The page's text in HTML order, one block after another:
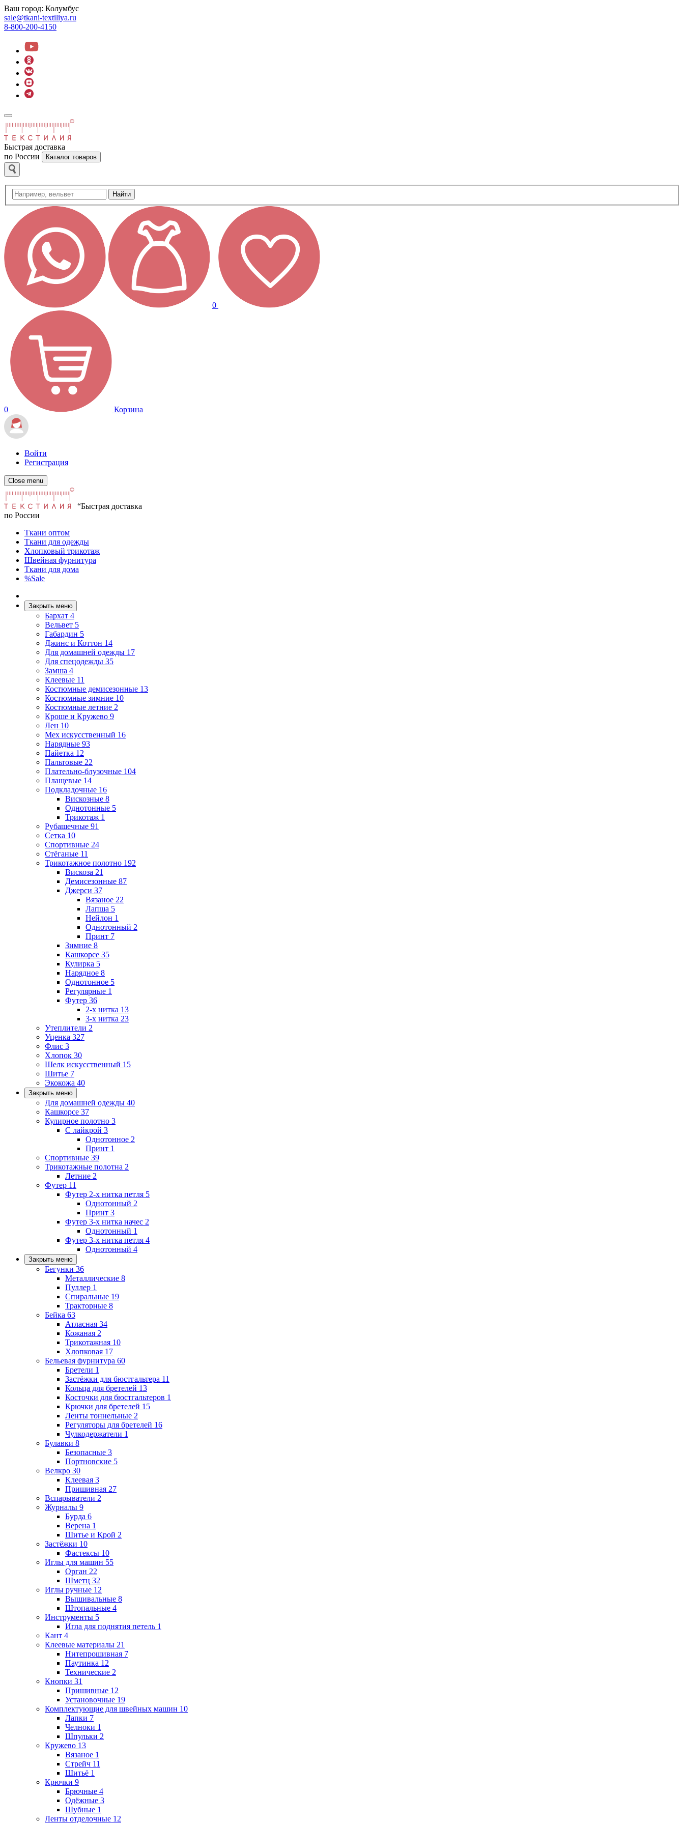
Ваш город: Колумбус
sale@tkani-textiliya.ru
8-800-200-4150
Быстрая доставка
по России
Каталог товаров
Найти
0
0 Корзина
Войти
Регистрация
Close menu
“Быстрая доставка
по России
Ткани оптом
Ткани для одежды
Хлопковый трикотаж
Швейная фурнитура
Ткани для дома
%Sale
Закрыть меню
Бархат 4
Вельвет 5
Габардин 5
Джинс и Коттон 14
Для домашней одежды 17
Для спецодежды 35
Замша 4
Клеевые 11
Костюмные демисезонные 13
Костюмные зимние 10
Костюмные летние 2
Кроше и Кружево 9
Лен 10
Мех искусственный 16
Нарядные 93
Пайетка 12
Пальтовые 22
Плательно-блузочные 104
Плащевые 14
Подкладочные 16
Вискозные 8
Однотонные 5
Трикотаж 1
Рубашечные 91
Сетка 10
Спортивные 24
Стёганые 11
Трикотажное полотно 192
Вискоза 21
Демисезонные 87
Джерси 37
Вязаное 22
Лапша 5
Нейлон 1
Однотонный 2
Принт 7
Зимние 8
Кашкорсе 35
Кулирка 5
Нарядное 8
Однотонное 5
Регулярные 1
Футер 36
2-х нитка 13
3-х нитка 23
Утеплители 2
Уценка 327
Флис 3
Хлопок 30
Шелк искусственный 15
Шитье 7
Экокожа 40
Закрыть меню
Для домашней одежды 40
Кашкорсе 37
Кулирное полотно 3
С лайкрой 3
Однотонное 2
Принт 1
Спортивные 39
Трикотажные полотна 2
Летние 2
Футер 11
Футер 2-х нитка петля 5
Однотонный 2
Принт 3
Футер 3-х нитка начес 2
Однотонный 1
Футер 3-х нитка петля 4
Однотонный 4
Закрыть меню
Бегунки 36
Металлические 8
Пуллер 1
Спиральные 19
Тракторные 8
Бейка 63
Атласная 34
Кожаная 2
Трикотажная 10
Хлопковая 17
Бельевая фурнитура 60
Бретели 1
Застёжки для бюстгальтера 11
Кольца для бретелей 13
Косточки для бюстгальтеров 1
Крючки для бретелей 15
Ленты тоннельные 2
Регуляторы для бретелей 16
Чулкодержатели 1
Булавки 8
Безопасные 3
Портновские 5
Велкро 30
Клеевая 3
Пришивная 27
Вспарыватели 2
Журналы 9
Бурда 6
Верена 1
Шитье и Крой 2
Застёжки 10
Фастексы 10
Иглы для машин 55
Орган 22
Шметц 32
Иглы ручные 12
Вышивальные 8
Штопальные 4
Инструменты 5
Игла для поднятия петель 1
Кант 4
Клеевые материалы 21
Нитепрошивная 7
Паутинка 12
Технические 2
Кнопки 31
Пришивные 12
Установочные 19
Комплектующие для швейных машин 10
Лапки 7
Челноки 1
Шпульки 2
Кружево 13
Вязаное 1
Стрейч 11
Шитьё 1
Крючки 9
Брючные 4
Одёжные 3
Шубные 1
Ленты отделочные 12